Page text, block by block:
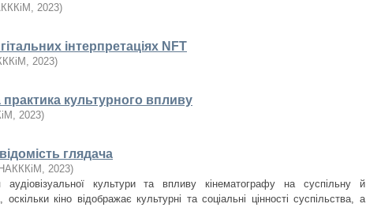
, 2023)
інтерпретаціях NFT
, 2023)
практика культурного впливу
, 2023)
глядача
НАКККіМ , 2023)
аудіовізуальної культури та впливу кінематографу на суспільну й
кіно відображає культурні та соціальні цінності суспільства, а